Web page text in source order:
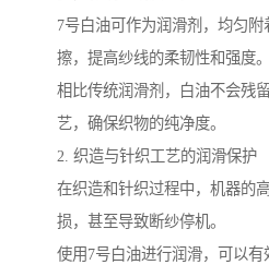
7号白油可作为润滑剂，均匀
擦，提高纱线的柔韧性和强度。
相比传统润滑剂，白油不会残
艺，确保织物的纯净度。
2. 织造与针织工艺的润滑保护
在织造和针织过程中，机器的
损，甚至导致断纱停机。
使用7号白油进行润滑，可以